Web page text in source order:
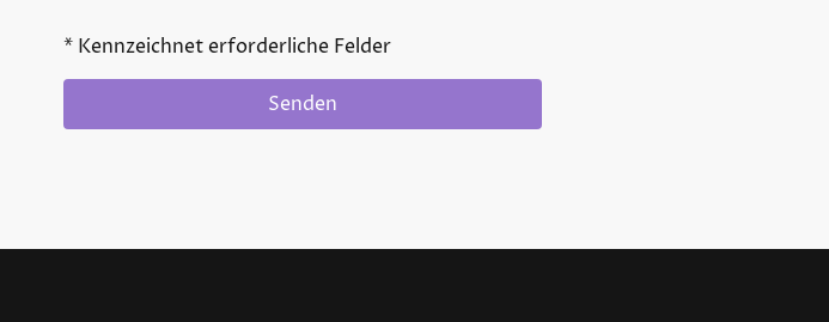
* Kennzeichnet erforderliche Felder
Senden